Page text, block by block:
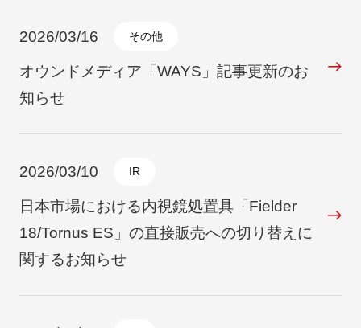
2026/03/16 その他
オウンドメディア「WAYS」記事更新のお
知らせ
2026/03/10 IR
日本市場における内視鏡処置具「Fielder
18/Tornus ES」の直接販売への切り替えに
関するお知らせ